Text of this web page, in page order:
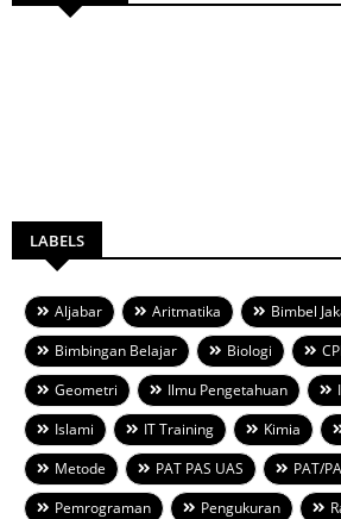
LABELS
Aljabar Aritmatika
Bimbel
Bimbingan Belajar
Biologi
Geometri
Ilmu Pengetahuan
Islami
IT Training Kimia
Metode
PAT PAS UAS
PAT/
Pemrograman
Pengukuran